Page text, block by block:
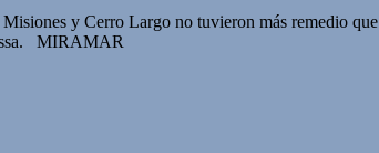
y Cerro Largo no tuvieron más remedio
MIRAMAR